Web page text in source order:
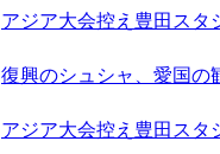
アジア大会控え豊田スタ
復興のシュシャ、愛国の
アジア大会控え豊田スタ